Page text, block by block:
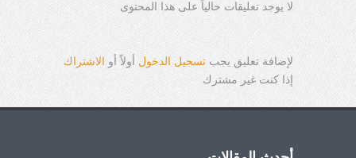
لا يوجد تعليقات حالياً على هذا المحتوى
لإضافة تعليق يجبتسجيل الدخول أولاً أو
الاشتراك
إذا كنت غير مشترك